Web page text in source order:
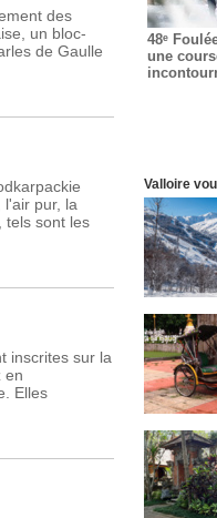
des
un bloc-
de Gaulle
l'air pur, la
tels sont les
inscrites sur la
en
Elles
48ᵉ
une
Valloire